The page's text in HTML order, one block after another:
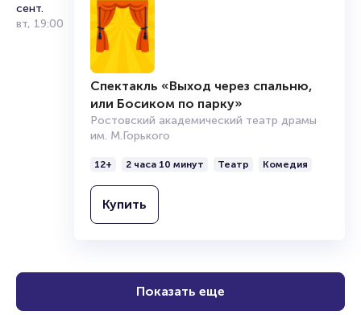
сент.
вт, 19:00
Спектакль «Выход через спальню,
или Босиком по парку»
Ростовский академический театр драмы
им. М.Горького
12+ 2 часа 10 минут Театр Комедия
Купить
Показать еще